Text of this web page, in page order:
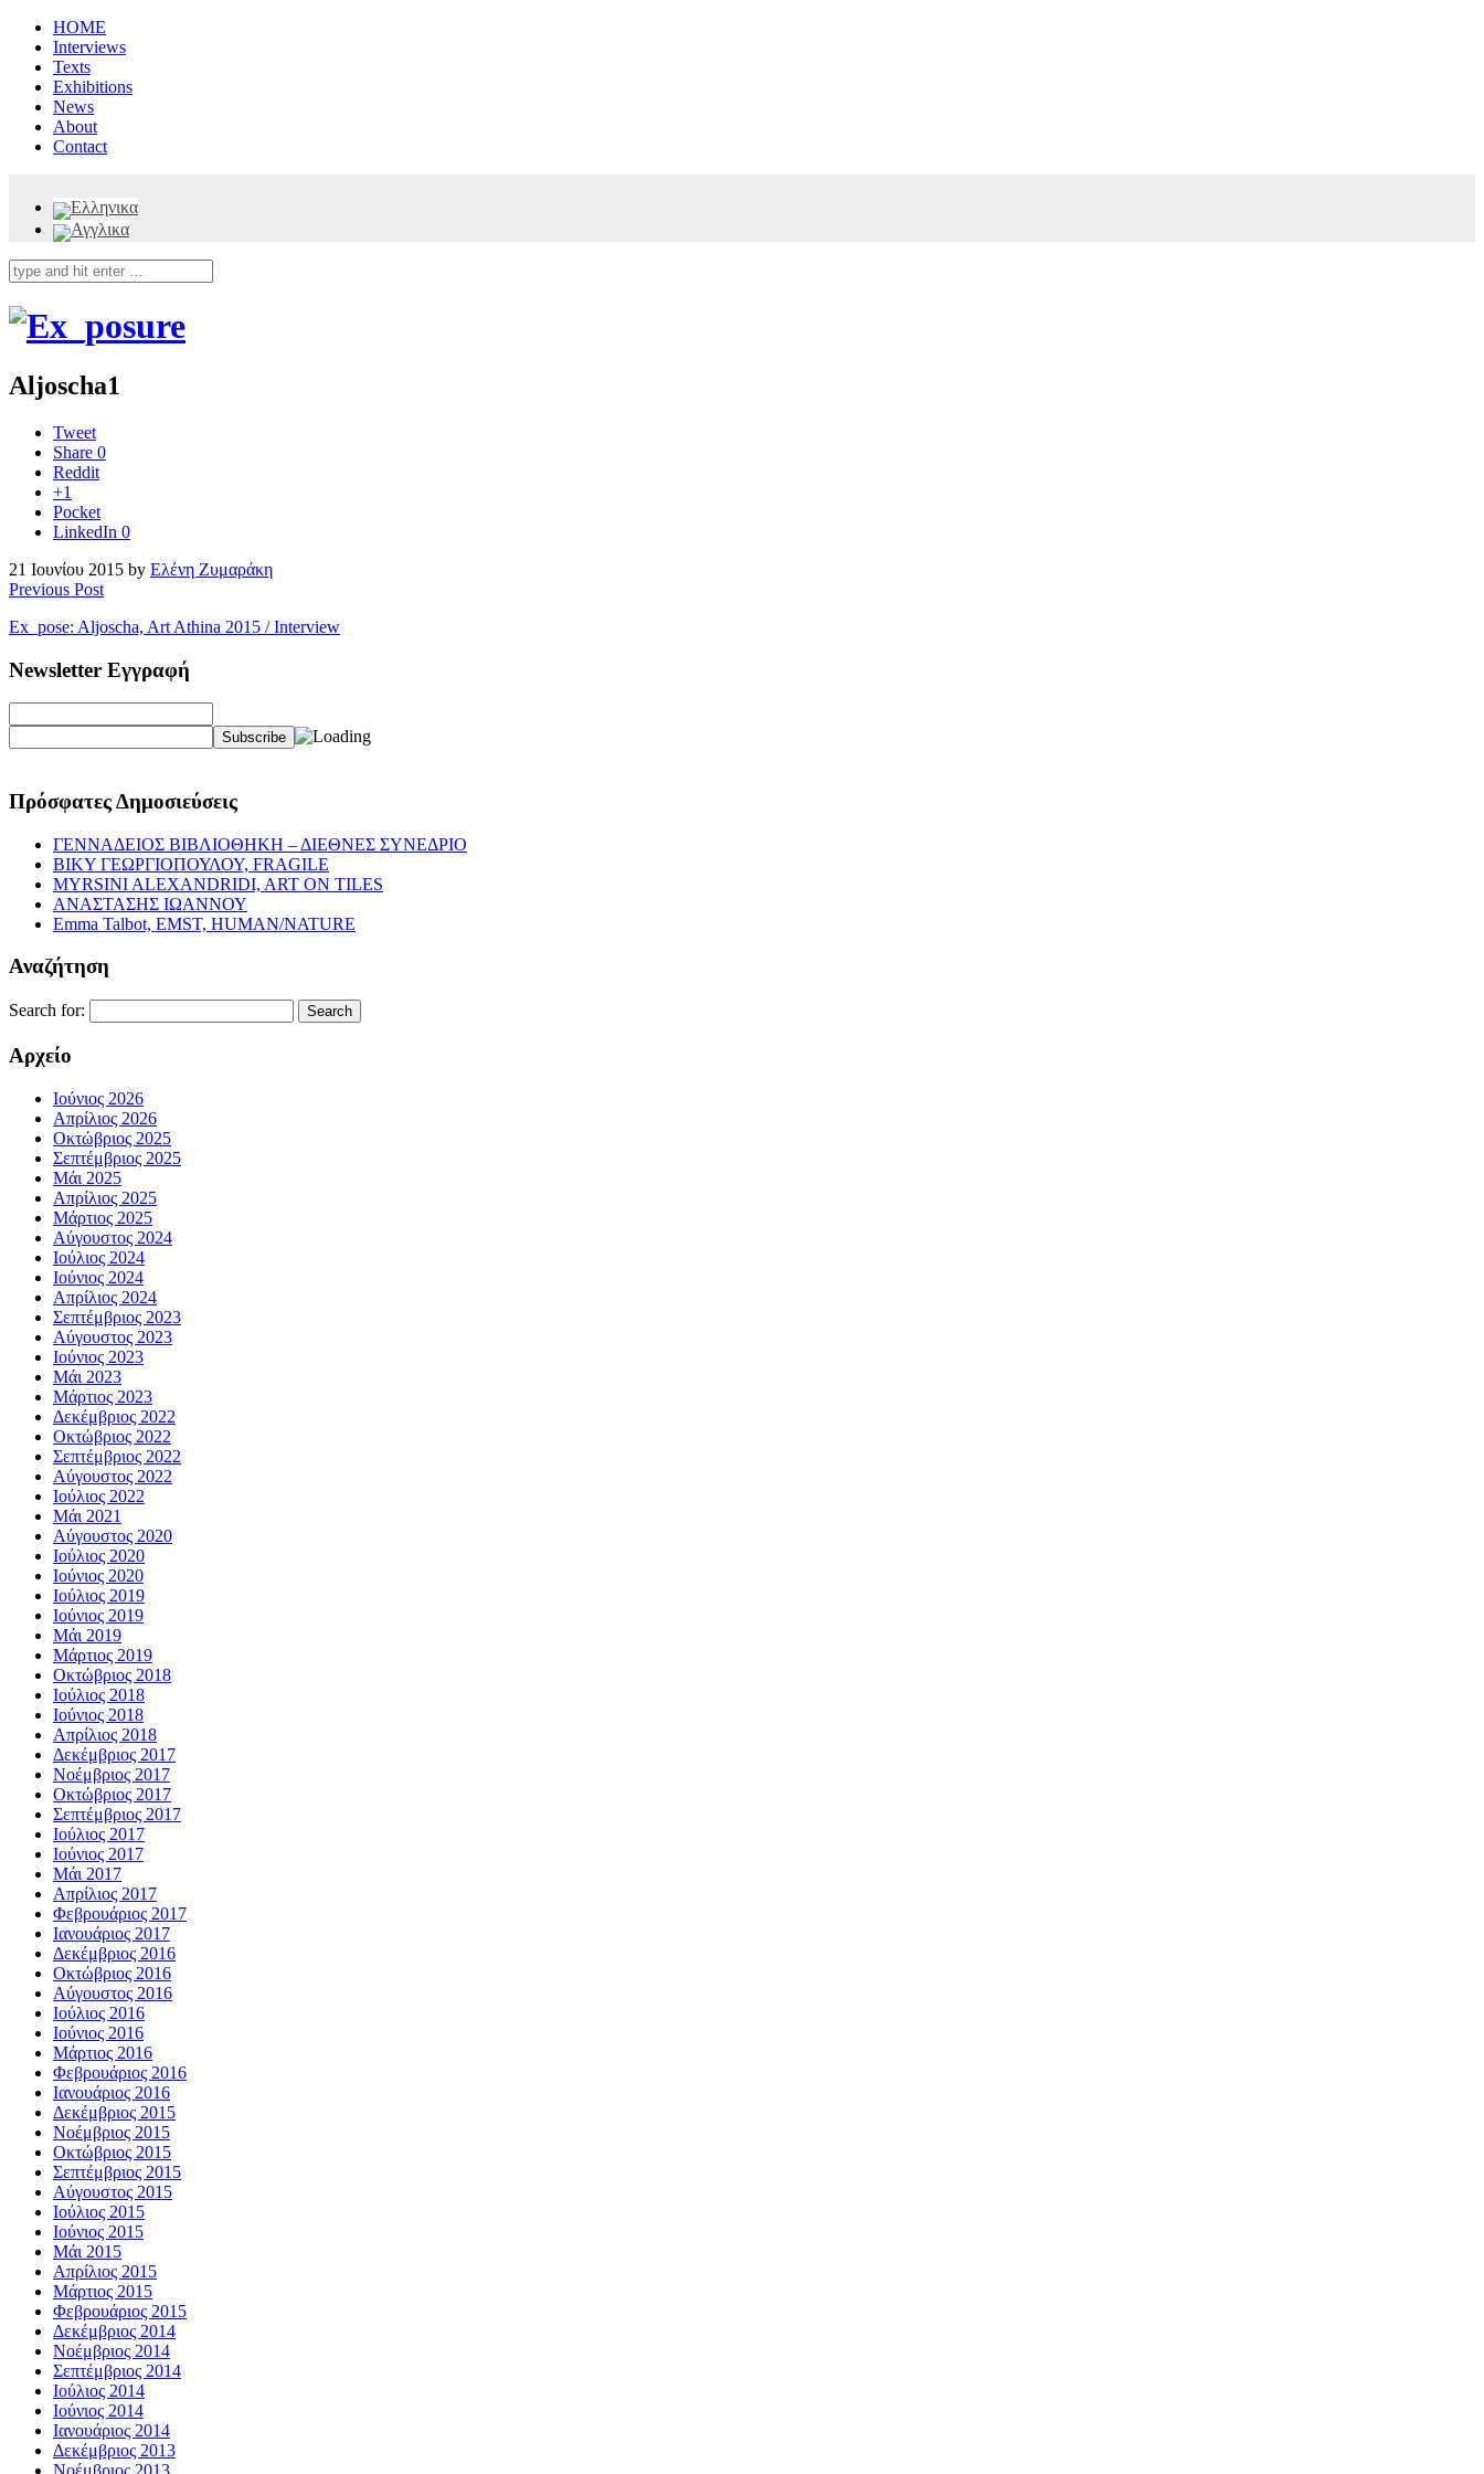
HOME
Interviews
Texts
Exhibitions
News
About
Contact
Aljoscha1
Tweet
Share 0
Reddit
+1
Pocket
LinkedIn 0
21 Ιουνίου 2015 by Ελένη Ζυμαράκη
Previous Post
Ex_pose: Aljoscha, Art Athina 2015 / Interview
Newsletter Εγγραφή
Πρόσφατες Δημοσιεύσεις
ΓΕΝΝΑΔΕΙΟΣ ΒΙΒΛΙΟΘΗΚΗ – ΔΙΕΘΝΕΣ ΣΥΝΕΔΡΙΟ
ΒΙΚΥ ΓΕΩΡΓΙΟΠΟΥΛΟΥ, FRAGILE
MYRSINI ALEXANDRIDI, ART ON TILES
ΑΝΑΣΤΑΣΗΣ ΙΩΑΝΝΟΥ
Emma Talbot, EMST, HUMAN/NATURE
Αναζήτηση
Search for:
Αρχείο
Ιούνιος 2026
Απρίλιος 2026
Οκτώβριος 2025
Σεπτέμβριος 2025
Μάι 2025
Απρίλιος 2025
Μάρτιος 2025
Αύγουστος 2024
Ιούλιος 2024
Ιούνιος 2024
Απρίλιος 2024
Σεπτέμβριος 2023
Αύγουστος 2023
Ιούνιος 2023
Μάι 2023
Μάρτιος 2023
Δεκέμβριος 2022
Οκτώβριος 2022
Σεπτέμβριος 2022
Αύγουστος 2022
Ιούλιος 2022
Μάι 2021
Αύγουστος 2020
Ιούλιος 2020
Ιούνιος 2020
Ιούλιος 2019
Ιούνιος 2019
Μάι 2019
Μάρτιος 2019
Οκτώβριος 2018
Ιούλιος 2018
Ιούνιος 2018
Απρίλιος 2018
Δεκέμβριος 2017
Νοέμβριος 2017
Οκτώβριος 2017
Σεπτέμβριος 2017
Ιούλιος 2017
Ιούνιος 2017
Μάι 2017
Απρίλιος 2017
Φεβρουάριος 2017
Ιανουάριος 2017
Δεκέμβριος 2016
Οκτώβριος 2016
Αύγουστος 2016
Ιούλιος 2016
Ιούνιος 2016
Μάρτιος 2016
Φεβρουάριος 2016
Ιανουάριος 2016
Δεκέμβριος 2015
Νοέμβριος 2015
Οκτώβριος 2015
Σεπτέμβριος 2015
Αύγουστος 2015
Ιούλιος 2015
Ιούνιος 2015
Μάι 2015
Απρίλιος 2015
Μάρτιος 2015
Φεβρουάριος 2015
Δεκέμβριος 2014
Νοέμβριος 2014
Σεπτέμβριος 2014
Ιούλιος 2014
Ιούνιος 2014
Ιανουάριος 2014
Δεκέμβριος 2013
Νοέμβριος 2013